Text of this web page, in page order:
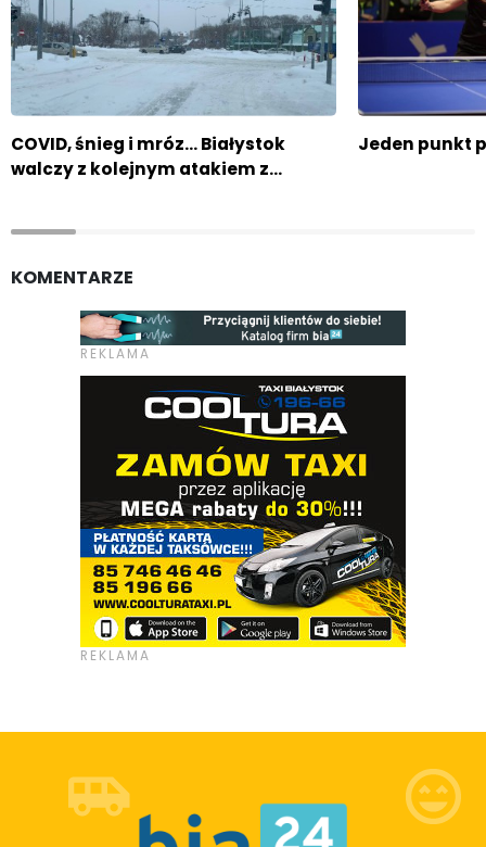
COVID, śnieg i mróz... Białystok
walczy z kolejnym atakiem z…
Jeden punkt
KOMENTARZE